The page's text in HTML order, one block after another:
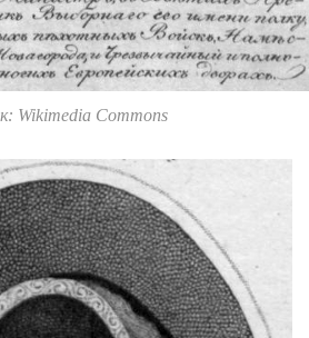
Wikimedia Commons